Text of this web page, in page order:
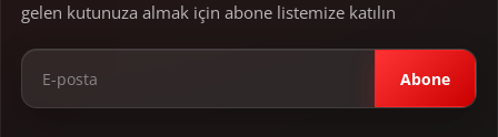
gelen kutunuza almak için abone listemize katılın
Abone